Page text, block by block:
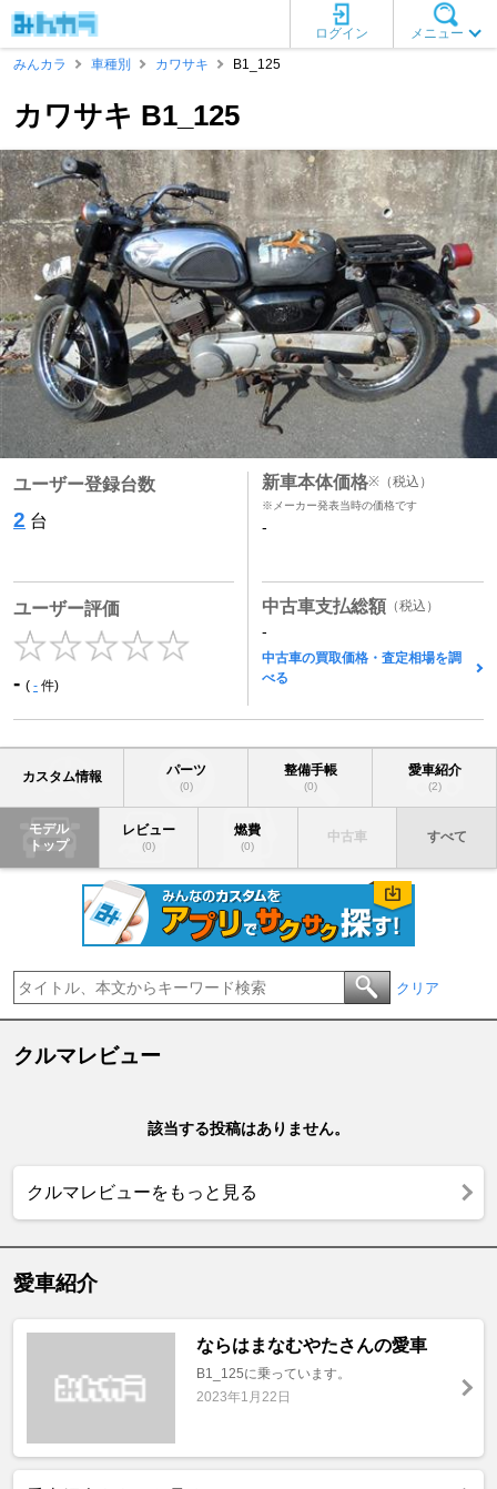
メニュー
ログイン
みんカラ
車種別 カワサキ B1_125
カワサキ B1_125
ユーザー登録台数
2 台
ユーザー評価
- ( - 件)
新車本体価格※ （税込）
※メーカー発表当時の価格です
-
中古車支払総額 （税込）
-
中古車の買取価格・査定相場を調
べる
カスタム情報 パーツ
(0)
整備手帳
(0)
愛車紹介
(2)
モデル
トップ
レビュー
(0)
燃費
(0)
中古車 すべて
クリア
クルマレビュー
該当する投稿はありません。
クルマレビューをもっと見る
愛車紹介
ならはまなむやたさんの愛車
B1_125に乗っています。
2023年1月22日